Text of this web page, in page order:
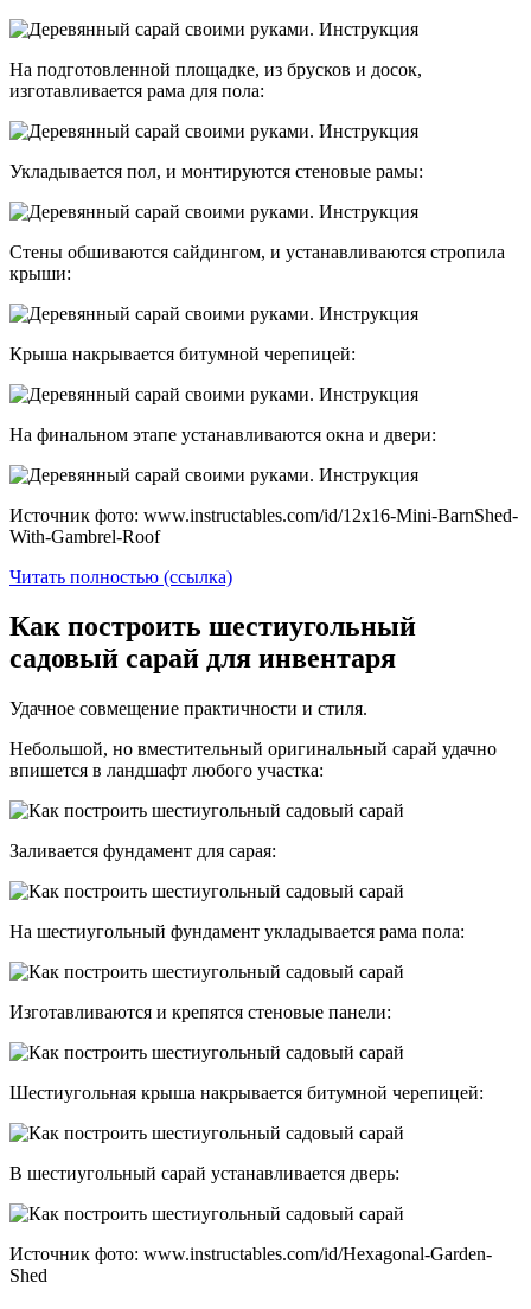
На подготовленной площадке, из брусков и досок,
изготавливается рама для пола:
Укладывается пол, и монтируются стеновые рамы:
Стены обшиваются сайдингом, и устанавливаются стропила
крыши:
Крыша накрывается битумной черепицей:
На финальном этапе устанавливаются окна и двери:
Источник фото: www.instructables.com/id/12x16-Mini-BarnShed-
With-Gambrel-Roof
Читать полностью (ссылка)
Как построить шестиугольный
садовый сарай для инвентаря
Удачное совмещение практичности и стиля.
Небольшой, но вместительный оригинальный сарай удачно
впишется в ландшафт любого участка:
Заливается фундамент для сарая:
На шестиугольный фундамент укладывается рама пола:
Изготавливаются и крепятся стеновые панели:
Шестиугольная крыша накрывается битумной черепицей:
В шестиугольный сарай устанавливается дверь:
Источник фото: www.instructables.com/id/Hexagonal-Garden-
Shed